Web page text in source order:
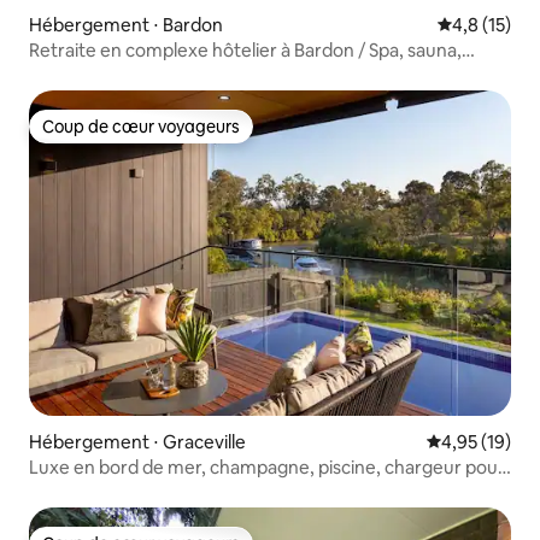
Hébergement ⋅ Bardon Évaluation
4,8 (15)
Retraite en complexe hôtelier à Bardon / Spa, sauna,
Coup de cœur voyageurs
Coup de cœur voyageurs
Hébergement ⋅ Graceville Évaluation
4,95 (19)
Luxe en bord de mer, champagne, piscine, chargeur pour